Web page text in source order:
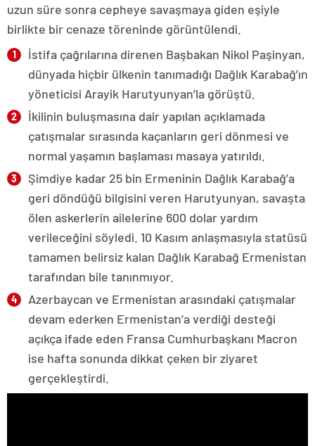
uzun süre sonra cepheye savaşmaya giden eşiyle
birlikte bir cenaze töreninde görüntülendi.
İstifa çağrılarına direnen Başbakan Nikol Paşinyan,
dünyada hiçbir ülkenin tanımadığı Dağlık Karabağ’ın
yöneticisi Arayik Harutyunyan’la görüştü.
İkilinin buluşmasına dair yapılan açıklamada
çatışmalar sırasında kaçanların geri dönmesi ve
normal yaşamın başlaması masaya yatırıldı.
Şimdiye kadar 25 bin Ermeninin Dağlık Karabağ’a
geri döndüğü bilgisini veren Harutyunyan, savaşta
ölen askerlerin ailelerine 600 dolar yardım
verileceğini söyledi. 10 Kasım anlaşmasıyla statüsü
tamamen belirsiz kalan Dağlık Karabağ Ermenistan
tarafından bile tanınmıyor.
Azerbaycan ve Ermenistan arasındaki çatışmalar
devam ederken Ermenistan’a verdiği desteği
açıkça ifade eden Fransa Cumhurbaşkanı Macron
ise hafta sonunda dikkat çeken bir ziyaret
gerçekleştirdi.